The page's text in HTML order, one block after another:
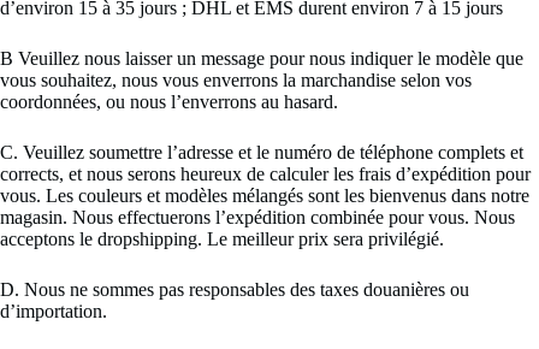
d’environ 15 à 35 jours ; DHL et EMS durent environ 7 à 15 jours
B Veuillez nous laisser un message pour nous indiquer le modèle que
vous souhaitez, nous vous enverrons la marchandise selon vos
coordonnées, ou nous l’enverrons au hasard.
C. Veuillez soumettre l’adresse et le numéro de téléphone complets et
corrects, et nous serons heureux de calculer les frais d’expédition pour
vous. Les couleurs et modèles mélangés sont les bienvenus dans notre
magasin. Nous effectuerons l’expédition combinée pour vous. Nous
acceptons le dropshipping. Le meilleur prix sera privilégié.
D. Nous ne sommes pas responsables des taxes douanières ou
d’importation.